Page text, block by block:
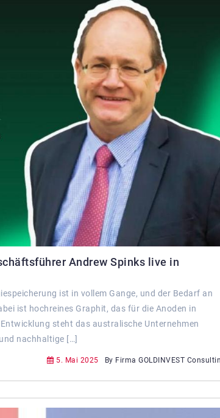
Andrew Spinks live in
ist in vollem Gange, und der Bedarf an
ist hochreines Graphit, das für die Anoden in
steht das australische Unternehmen
nachhaltige […]
5. Mai 2025 By Firma GOLDINVEST